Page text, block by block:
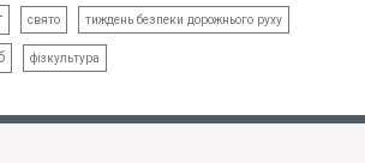
свято тиждень безпеки дорожнього руху
фізкультура